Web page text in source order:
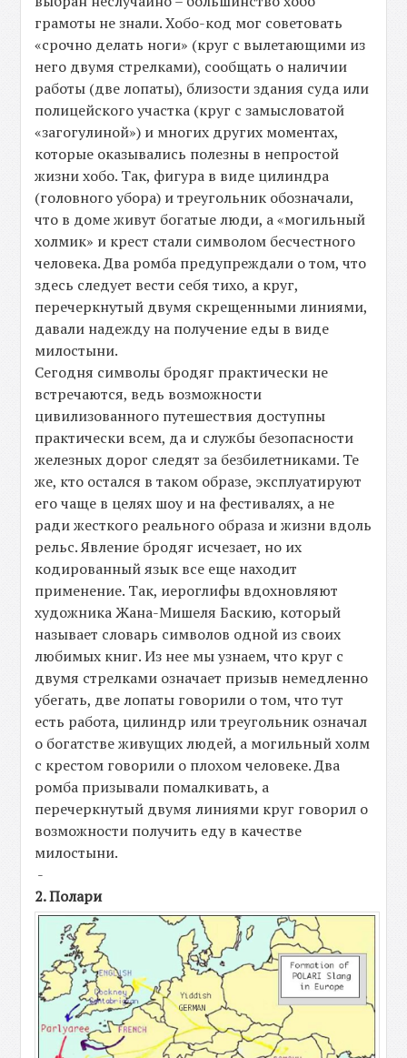
грамоты не знали. Хобо-код мог советовать
«срочно делать ноги» (круг с вылетающими из
него двумя стрелками), сообщать о наличии
работы (две лопаты), близости здания суда или
полицейского участка (круг с замысловатой
«загогулиной») и многих других моментах,
которые оказывались полезны в непростой
жизни хобо. Так, фигура в виде цилиндра
(головного убора) и треугольник обозначали,
что в доме живут богатые люди, а «могильный
холмик» и крест стали символом бесчестного
человека. Два ромба предупреждали о том, что
здесь следует вести себя тихо, а круг,
перечеркнутый двумя скрещенными линиями,
давали надежду на получение еды в виде
милостыни.
Сегодня символы бродяг практически не
встречаются, ведь возможности
цивилизованного путешествия доступны
практически всем, да и службы безопасности
железных дорог следят за безбилетниками. Те
же, кто остался в таком образе, эксплуатируют
его чаще в целях шоу и на фестивалях, а не
ради жесткого реального образа и жизни вдоль
рельс. Явление бродяг исчезает, но их
кодированный язык все еще находит
применение. Так, иероглифы вдохновляют
художника Жана-Мишеля Баскию, который
называет словарь символов одной из своих
любимых книг. Из нее мы узнаем, что круг с
двумя стрелками означает призыв немедленно
убегать, две лопаты говорили о том, что тут
есть работа, цилиндр или треугольник означал
о богатстве живущих людей, а могильный холм
с крестом говорили о плохом человеке. Два
ромба призывали помалкивать, а
перечеркнутый двумя линиями круг говорил о
возможности получить еду в качестве
милостыни.
-
2. Полари